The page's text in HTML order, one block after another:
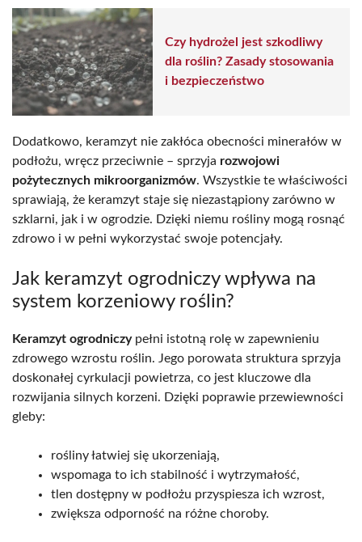
Czy hydrożel jest szkodliwy
dla roślin? Zasady stosowania
i bezpieczeństwo
Dodatkowo, keramzyt nie zakłóca obecności minerałów w
podłożu, wręcz przeciwnie – sprzyja rozwojowi
pożytecznych mikroorganizmów. Wszystkie te właściwości
sprawiają, że keramzyt staje się niezastąpiony zarówno w
szklarni, jak i w ogrodzie. Dzięki niemu rośliny mogą rosnąć
zdrowo i w pełni wykorzystać swoje potencjały.
Jak keramzyt ogrodniczy wpływa na
system korzeniowy roślin?
Keramzyt ogrodniczypełni istotną rolę w zapewnieniu
zdrowego wzrostu roślin. Jego porowata struktura sprzyja
doskonałej cyrkulacji powietrza, co jest kluczowe dla
rozwijania silnych korzeni. Dzięki poprawie przewiewności
gleby:
rośliny łatwiej się ukorzeniają,
wspomaga to ich stabilność i wytrzymałość,
tlen dostępny w podłożu przyspiesza ich wzrost,
zwiększa odporność na różne choroby.